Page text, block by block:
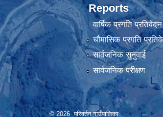
Reports
वार्षिक प्रगति प्रतिवेदन
चौमासिक प्रगति
सार्वजनिक सुनुवाई
सार्वजनिक परीक्षण
© 2026 परिवर्तन गाउँपालिका